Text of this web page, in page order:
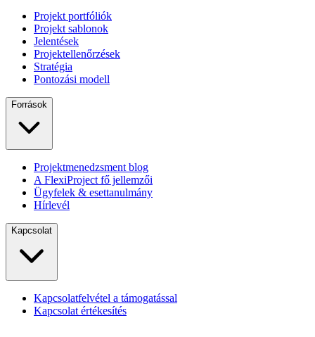
Projekt portfóliók
Projekt sablonok
Jelentések
Projektellenőrzések
Stratégia
Pontozási modell
Források
Projektmenedzsment blog
A FlexiProject fő jellemzői
Ügyfelek & esettanulmány
Hírlevél
Kapcsolat
Kapcsolatfelvétel a támogatással
Kapcsolat értékesítés